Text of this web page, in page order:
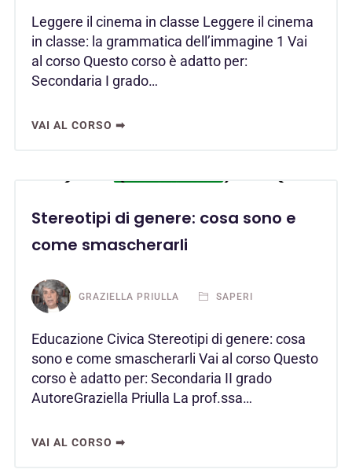
Leggere il cinema in classe Leggere il cinema
in classe: la grammatica dell’immagine 1 Vai
al corso Questo corso è adatto per:
Secondaria I grado…
VAI AL CORSO ➡
Stereotipi di genere: cosa sono e
come smascherarli
GRAZIELLA PRIULLA SAPERI
Educazione Civica Stereotipi di genere: cosa
sono e come smascherarli Vai al corso Questo
corso è adatto per: Secondaria II grado
AutoreGraziella Priulla La prof.ssa…
VAI AL CORSO ➡